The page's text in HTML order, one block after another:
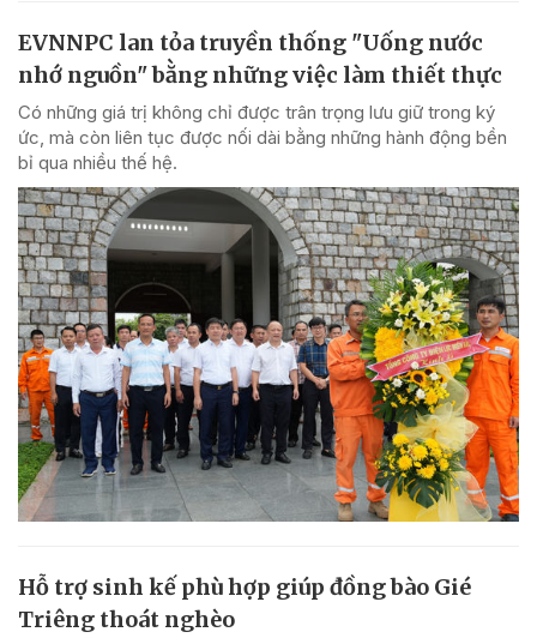
EVNNPC lan tỏa truyền thống "Uống nước
nhớ nguồn" bằng những việc làm thiết thực
Có những giá trị không chỉ được trân trọng lưu giữ trong ký
ức, mà còn liên tục được nối dài bằng những hành động bền
bỉ qua nhiều thế hệ.
Hỗ trợ sinh kế phù hợp giúp đồng bào Gié
Triêng thoát nghèo